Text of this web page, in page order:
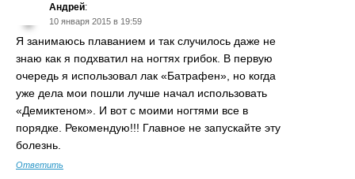
Андрей:
10 января 2015 в 19:59
Я занимаюсь плаванием и так случилось даже не
знаю как я подхватил на ногтях грибок. В первую
очередь я использовал лак «Батрафен», но когда
уже дела мои пошли лучше начал использовать
«Демиктеном». И вот с моими ногтями все в
порядке. Рекомендую!!! Главное не запускайте эту
болезнь.
Ответить